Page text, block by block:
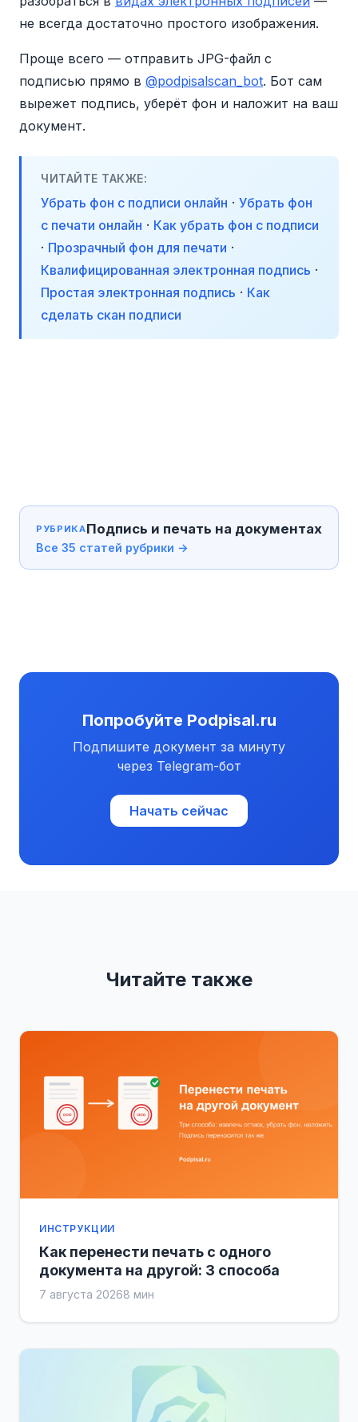
не всегда достаточно простого изображения.
Проще всего — отправить JPG-файл с
подписью прямо в @podpisalscan_bot. Бот сам
вырежет подпись, уберёт фон и наложит на ваш
документ.
ЧИТАЙТЕ ТАКЖЕ:
Убрать фон с подписи онлайн · Убрать фон
с печати онлайн · Как убрать фон с подписи
· Прозрачный фон для печати ·
Квалифицированная электронная подпись ·
Простая электронная подпись · Как
сделать скан подписи
РУБРИКАПодпись и печать на документах
Все 35 статей рубрики →
Попробуйте Podpisal.ru
Подпишите документ за минуту
через Telegram-бот
Начать сейчас
Читайте также
ИНСТРУКЦИИ
Как перенести печать с одного
документа на другой: 3 способа
7 августа 20268 мин